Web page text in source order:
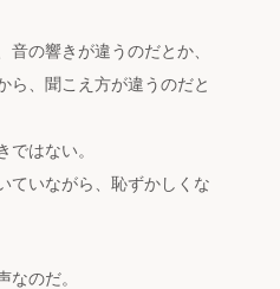
音の響きが違うのだとか、
ら、聞こえ方が違うのだと
ではない。
ていながら、恥ずかしくな
なのだ。